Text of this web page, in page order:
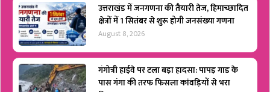
उत्तराखंड में जनगणना की तैयारी तेज, हिमाच्छादित
क्षेत्रों में 1 सितंबर से शुरू होगी जनसंख्या गणना
August 8, 2026
गंगोत्री हाईवे पर टला बड़ा हादसा: पापड़ गाड के
पास गंगा की तरफ फिसला कांवड़ियों से भरा